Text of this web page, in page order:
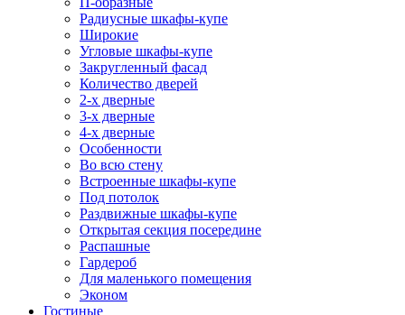
Радиусные шкафы-купе
Широкие
Угловые шкафы-купе
Закругленный фасад
Количество дверей
2-х дверные
3-х дверные
4-х дверные
Особенности
Во всю стену
Встроенные шкафы-купе
Под потолок
Раздвижные шкафы-купе
Открытая секция посередине
Распашные
Гардероб
Для маленького помещения
Эконом
Гостиные